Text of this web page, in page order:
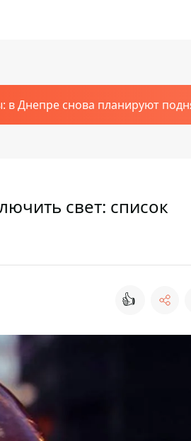
в Днепре снова планируют
свет: список
👍